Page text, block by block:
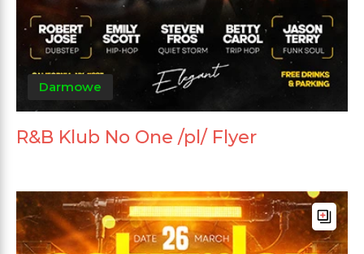
Darmowe
R&B Klub No One /pl/ Flyer